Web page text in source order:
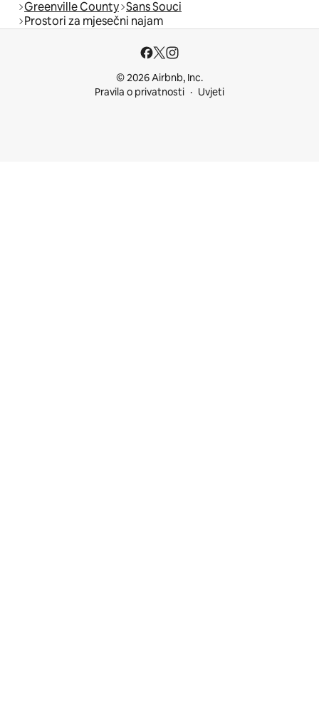
Greenville County Sans Souci
Prostori za mjesečni najam
© 2026 Airbnb, Inc.
Pravila o privatnosti
Uvjeti